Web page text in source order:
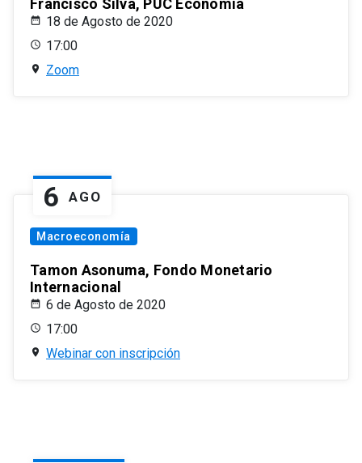
Francisco Silva, PUC Economía
18 de Agosto de 2020
17:00
Zoom
6 AGO
Macroeconomía
Tamon Asonuma, Fondo Monetario
Internacional
6 de Agosto de 2020
17:00
Webinar con inscripción